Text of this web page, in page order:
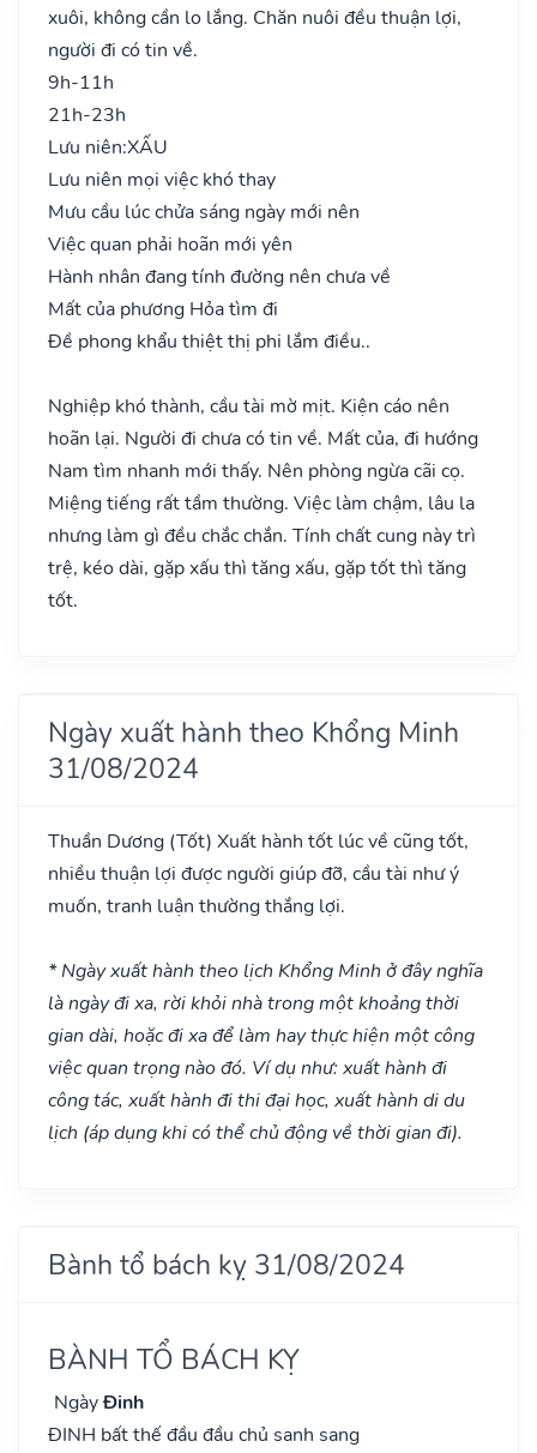
xuôi, không cần lo lắng. Chăn nuôi đều thuận lợi,
người đi có tin về.
9h-11h
21h-23h
Lưu niên:XẤU
Lưu niên mọi việc khó thay
Mưu cầu lúc chửa sáng ngày mới nên
Việc quan phải hoãn mới yên
Hành nhân đang tính đường nên chưa về
Mất của phương Hỏa tìm đi
Đề phong khẩu thiệt thị phi lắm điều..
Nghiệp khó thành, cầu tài mờ mịt. Kiện cáo nên
hoãn lại. Người đi chưa có tin về. Mất của, đi hướng
Nam tìm nhanh mới thấy. Nên phòng ngừa cãi cọ.
Miệng tiếng rất tầm thường. Việc làm chậm, lâu la
nhưng làm gì đều chắc chắn. Tính chất cung này trì
trệ, kéo dài, gặp xấu thì tăng xấu, gặp tốt thì tăng
tốt.
Ngày xuất hành theo Khổng Minh
31/08/2024
Thuần Dương (Tốt) Xuất hành tốt lúc về cũng tốt,
nhiều thuận lợi được người giúp đỡ, cầu tài như ý
muốn, tranh luận thường thắng lợi.
* Ngày xuất hành theo lịch Khổng Minh ở đây nghĩa
là ngày đi xa, rời khỏi nhà trong một khoảng thời
gian dài, hoặc đi xa để làm hay thực hiện một công
việc quan trọng nào đó. Ví dụ như: xuất hành đi
công tác, xuất hành đi thi đại học, xuất hành di du
lịch (áp dụng khi có thể chủ động về thời gian đi).
Bành tổ bách kỵ 31/08/2024
BÀNH TỔ BÁCH KỴ
NgàyĐinh
ĐINH bất thế đầu đầu chủ sanh sang